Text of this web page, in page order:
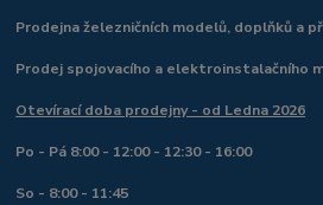
Prodejna železničních modelů, doplňků a
Prodej spojovacího a elektroinstalačního
Otevírací doba prodejny - od Ledna 2026
Po - Pá 8:00 - 12:00 - 12:30 - 16:00
So - 8:00 - 11:45